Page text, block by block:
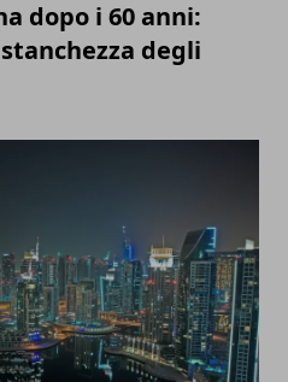
dopo i 60 anni:
degli